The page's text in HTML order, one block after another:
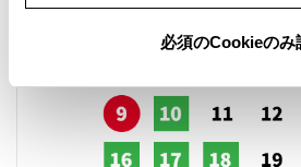
必須のCookieのみ